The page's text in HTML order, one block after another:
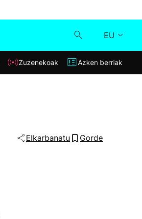
EU
Klisk
Zuzenekoak Azken berriak
Elkarbanatu Gorde